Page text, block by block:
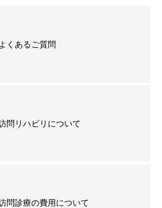
よくあるご質問
問リハビリについて
問診療の費用について